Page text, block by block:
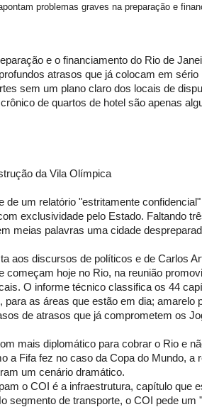
problemas graves na preparação e
e o financiamento do Rio de
atrasos que já colocam em
sem um plano claro dos locais de
de quartos de hotel são apenas
da Vila Olímpica
de um relatório "estritamente
exclusividade pelo Estado. Faltando
meias palavras uma cidade
aos discursos de políticos e de Carlos
começam hoje no Rio, na reunião
O informe técnico classifica os 44
para as áreas que estão em dia; amarelo
de atrasos que já comprometem os
mais diplomático para cobrar o Rio e
a Fifa fez no caso da Copa do Mundo, a
um cenário dramático.
o COI é a infraestrutura, capítulo que
segmento de transporte, o COI pede um